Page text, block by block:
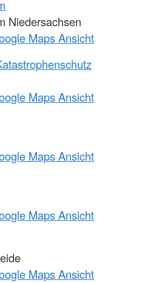
Niedersachsen
Maps Ansicht
Maps Ansicht
Maps Ansicht
Maps Ansicht
Maps Ansicht